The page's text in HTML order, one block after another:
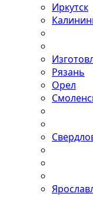
Иркутск
Рязань
Орел